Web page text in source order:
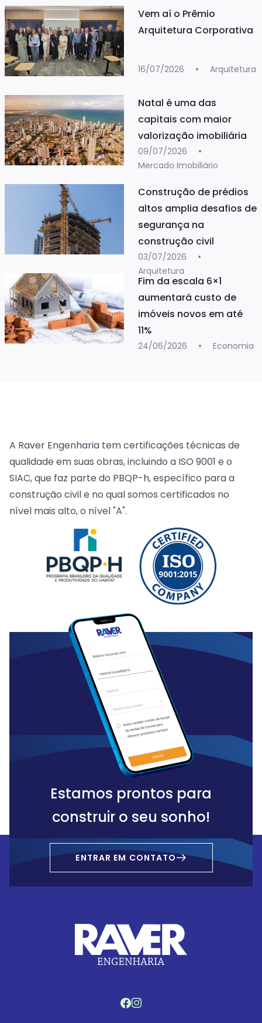
Vem aí o Prêmio
Arquitetura Corporativa
16/07/2026 Arquitetura
Natal é uma das
capitais com maior
valorização imobiliária
09/07/2026
Mercado Imobiliário
Construção de prédios
altos amplia desafios de
segurança na
construção civil
03/07/2026
Arquitetura
Fim da escala 6×1
aumentará custo de
imóveis novos em até
11%
24/06/2026 Economia
A Raver Engenharia tem certificações técnicas de
qualidade em suas obras, incluindo a ISO 9001 e o
SIAC, que faz parte do PBQP-h, específico para a
construção civil e no qual somos certificados no
nível mais alto, o nível "A".
Estamos prontos para
construir o seu sonho!
ENTRAR EM CONTATO